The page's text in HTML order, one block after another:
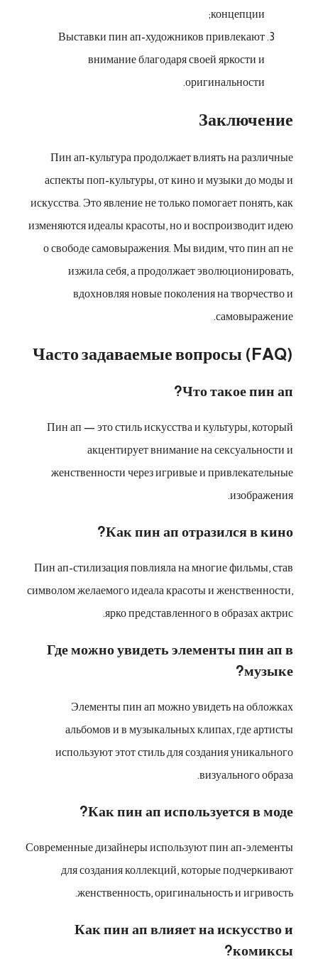
концепции;
Выставки пин ап-художников привлекают
внимание благодаря своей яркости и
оригинальности.
Заключение
Пин ап-культура продолжает влиять на различные
аспекты поп-культуры, от кино и музыки до моды и
искусства. Это явление не только помогает понять, как
изменяются идеалы красоты, но и воспроизводит идею
о свободе самовыражения. Мы видим, что пин ап не
изжила себя, а продолжает эволюционировать,
вдохновляя новые поколения на творчество и
самовыражение.
Часто задаваемые вопросы (FAQ)
Что такое пин ап?
Пин ап — это стиль искусства и культуры, который
акцентирует внимание на сексуальности и
женственности через игривые и привлекательные
изображения.
Как пин ап отразился в кино?
Пин ап-стилизация повлияла на многие фильмы, став
символом желаемого идеала красоты и женственности,
ярко представленного в образах актрис.
Где можно увидеть элементы пин ап в
музыке?
Элементы пин ап можно увидеть на обложках
альбомов и в музыкальных клипах, где артисты
используют этот стиль для создания уникального
визуального образа.
Как пин ап используется в моде?
Современные дизайнеры используют пин ап-элементы
для создания коллекций, которые подчеркивают
женственность, оригинальность и игривость.
Как пин ап влияет на искусство и
комиксы?